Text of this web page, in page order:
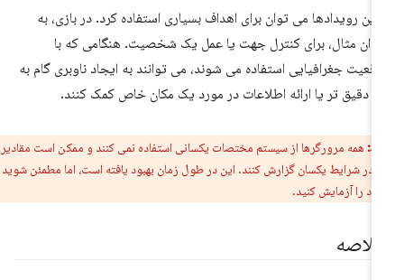
این رویدادها می توان برای اهداف بسیاری استفاده کرد. در بازی، به
مثال، برای کنترل جهت یا عمل یک شخصیت. هنگامی که با
جغرافیایی استفاده می شوند، می توانند به ایجاد ناوبری گام به
دقیق تر یا ارائه اطلاعات در مورد یک مکان خاص کمک کنند.
همه مرورگرها از سیستم مختصات یکسانی استفاده نمی کنند و ممکن است مقادیر
در شرایط یکسان گزارش کنند. این در طول زمان بهبود یافته است، اما مطمئن شوید که
را آزمایش کنید.